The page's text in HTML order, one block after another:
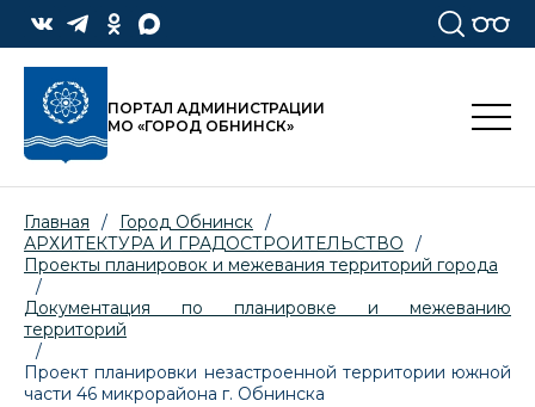
ПОРТАЛ АДМИНИСТРАЦИИ
МО «ГОРОД ОБНИНСК»
Главная / Город Обнинск /
АРХИТЕКТУРА И ГРАДОСТРОИТЕЛЬСТВО
/
Проекты планировок и межевания территорий города
/
Документация по планировке и межеванию
территорий
/
Проект планировки незастроенной территории южной
части 46 микрорайона г. Обнинска